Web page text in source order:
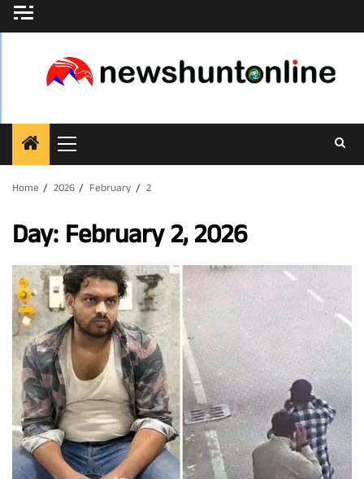
Skip
to
Primary
Menu
Home
2026 February 2
Day: February 2, 2026